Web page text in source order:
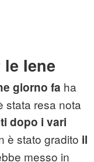
Iene
giorno fa ha
stata resa nota
dopo i vari
è stato gradito il
messo in